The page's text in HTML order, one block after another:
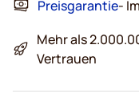
Preisgarantie-
Mehr als
Vertrauen